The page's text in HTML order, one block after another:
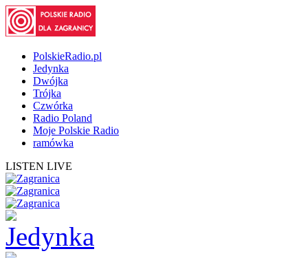
PolskieRadio.pl
Jedynka
Dwójka
Trójka
Czwórka
Radio Poland
Moje Polskie Radio
ramówka
LISTEN LIVE